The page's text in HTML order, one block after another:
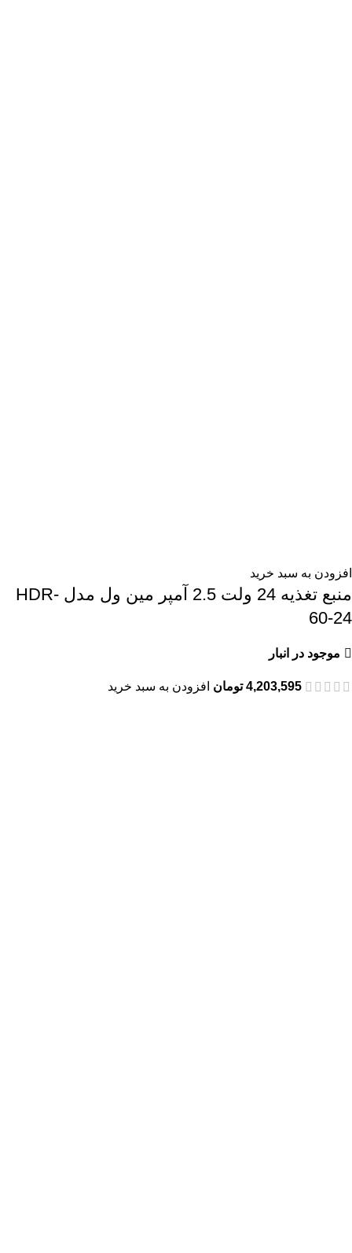
افزودن به سبد خرید
منبع تغذیه 24 ولت 2.5 آمپر مین ول مدل HDR-
60-24
موجود در انبار
4,203,595 تومان افزودن به سبد خرید